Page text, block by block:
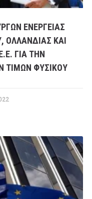
ΕΝΈΡΓΕΙΑΣ
ΟΛΛΑΝΔΊΑΣ ΚΑΙ
ΓΙΑ ΤΗΝ
ΤΙΜΏΝ ΦΥΣΙΚΟΎ